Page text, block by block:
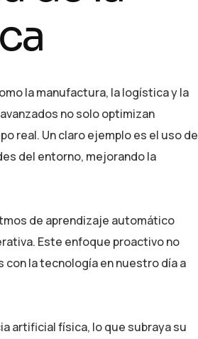
la manufactura, la logística y la
no solo optimizan
real. Un claro ejemplo es el uso de
del entorno, mejorando la
de aprendizaje automático
Este enfoque proactivo no
la tecnología en nuestro día a
artificial física, lo que subraya su